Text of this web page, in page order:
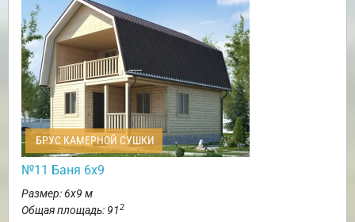
БРУС КАМЕРНОЙ СУШКИ
№11 Баня 6х9
Размер: 6х9 м
Общая площадь: 912